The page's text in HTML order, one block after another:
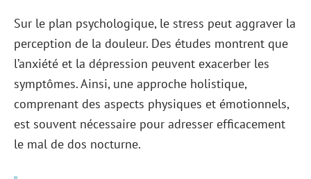
Sur le plan psychologique, le stress peut aggraver la
perception de la douleur. Des études montrent que
l’anxiété et la dépression peuvent exacerber les
symptômes. Ainsi, une approche holistique,
comprenant des aspects physiques et émotionnels,
est souvent nécessaire pour adresser efficacement
le mal de dos nocturne.